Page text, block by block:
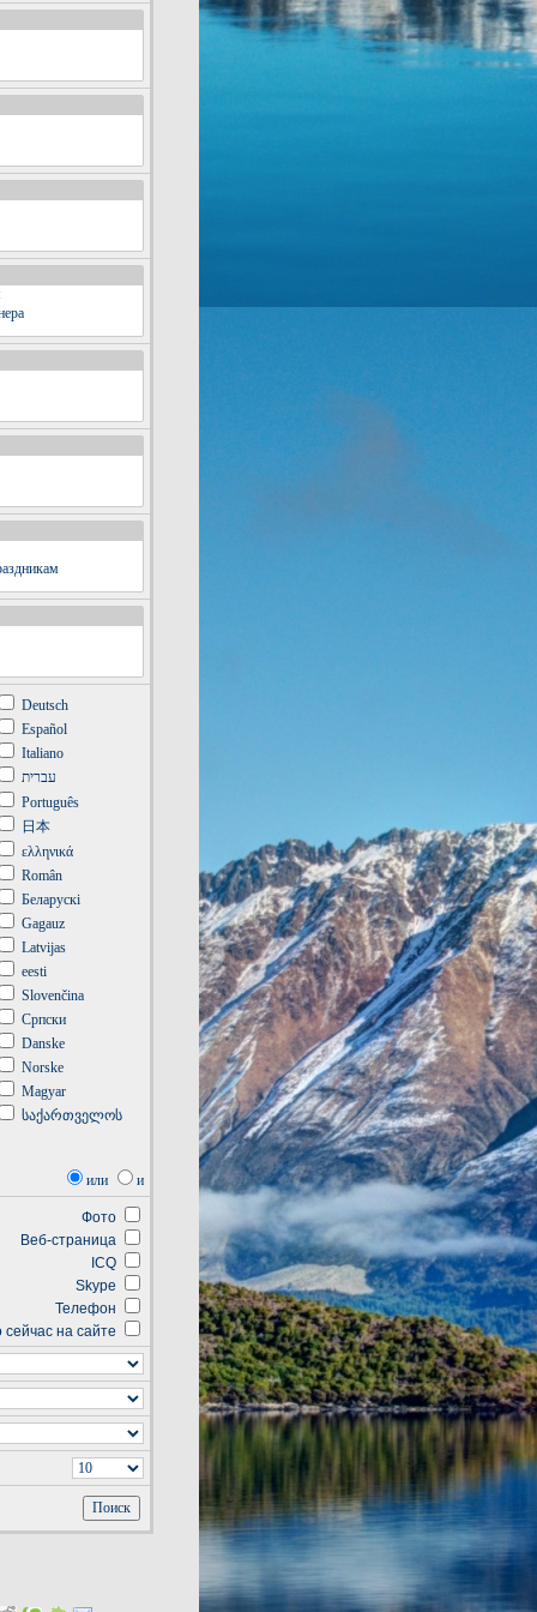
Deutsch
Español
Italiano
עברית
Português
日本
ελληνικά
Român
Беларускі
Gagauz
Latvijas
eesti
Slovenčina
Српски
Danske
Norske
Magyar
საქართველოს
или и
Фото
Веб-страница
ICQ
Skype
Телефон
сейчас на сайте